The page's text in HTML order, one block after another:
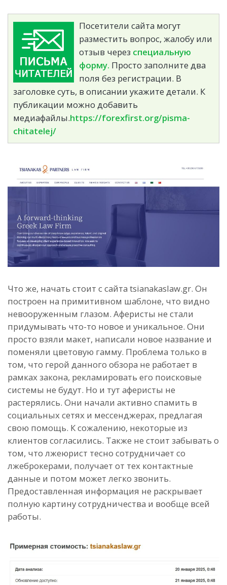
Посетители сайта могут
разместить вопрос, жалобу или
отзыв через специальную
форму. Просто заполните два
поля без регистрации. В
заголовке суть, в описании укажите детали. К
публикации можно добавить
медиафайлы.https://forexfirst.org/pisma-
chitatelej/
Что же, начать стоит с сайта tsianakaslaw.gr. Он
построен на примитивном шаблоне, что видно
невооруженным глазом. Аферисты не стали
придумывать что-то новое и уникальное. Они
просто взяли макет, написали новое название и
поменяли цветовую гамму. Проблема только в
том, что герой данного обзора не работает в
рамках закона, рекламировать его поисковые
системы не будут. Но и тут аферисты не
растерялись. Они начали активно спамить в
социальных сетях и мессенджерах, предлагая
свою помощь. К сожалению, некоторые из
клиентов согласились. Также не стоит забывать о
том, что лжеюрист тесно сотрудничает со
лжеброкерами, получает от тех контактные
данные и потом может легко звонить.
Предоставленная информация не раскрывает
полную картину сотрудничества и вообще всей
работы.